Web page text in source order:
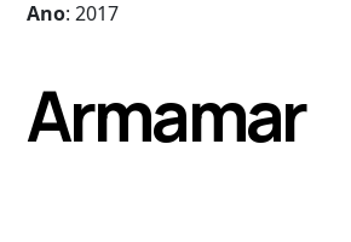
Ano: 2017
Armamar